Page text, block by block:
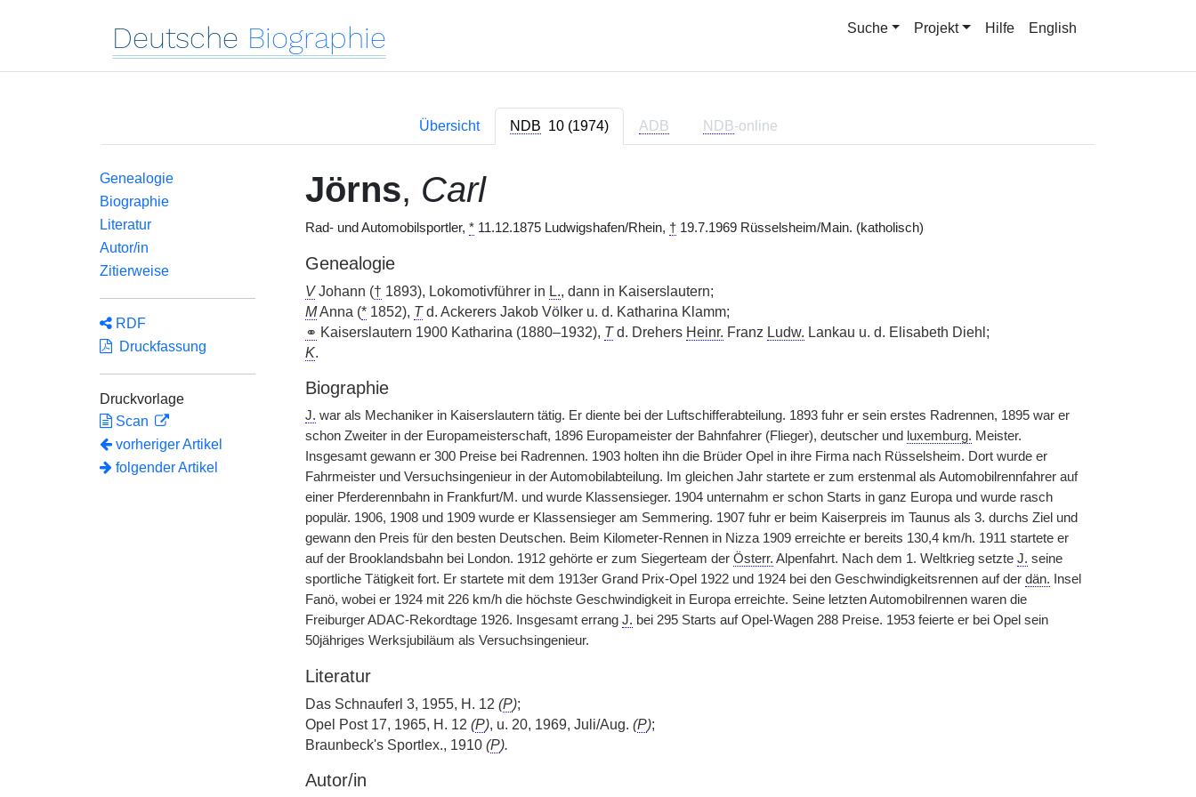
Deutsche Biographie Suche Projekt Hilfe English
Übersicht NDB 10 (1974) ADB NDB-online
Genealogie
Biographie
Literatur
Autor/in
Zitierweise
RDF
Druckfassung
Druckvorlage
Scan
vorheriger Artikel
folgender Artikel
Jörns, Carl
Rad- und Automobilsportler, *11.12.1875 Ludwigshafen/Rhein, †19.7.1969 Rüsselsheim/Main. (katholisch)
Genealogie
VJohann († 1893), Lokomotivführer in L., dann in Kaiserslautern;
MAnna (*1852), Td. Ackerers Jakob Völker u. d. Katharina Klamm;
⚭ Kaiserslautern 1900 Katharina (1880–1932), Td. Drehers Heinr. Franz Ludw. Lankau u. d. Elisabeth Diehl;
K.
Biographie
J. war als Mechaniker in Kaiserslautern tätig. Er diente bei der Luftschifferabteilung. 1893 fuhr er sein erstes Radrennen, 1895 war er
schon Zweiter in der Europameisterschaft, 1896 Europameister der Bahnfahrer (Flieger), deutscher und
luxemburg. Meister.
Insgesamt gewann er 300 Preise bei Radrennen. 1903 holten ihn die Brüder Opel in ihre Firma nach Rüsselsheim. Dort wurde er
Fahrmeister und Versuchsingenieur in der Automobilabteilung. Im gleichen Jahr startete er zum erstenmal als Automobilrennfahrer auf
einer Pferderennbahn in Frankfurt/M. und wurde Klassensieger. 1904 unternahm er schon Starts in ganz Europa und wurde rasch
populär. 1906, 1908 und 1909 wurde er Klassensieger am Semmering. 1907 fuhr er beim Kaiserpreis im Taunus als 3. durchs Ziel und
gewann den Preis für den besten Deutschen. Beim Kilometer-Rennen in Nizza 1909 erreichte er bereits 130,4 km/h. 1911 startete er
auf der Brooklandsbahn bei London. 1912 gehörte er zum Siegerteam der Österr. Alpenfahrt. Nach dem 1. Weltkrieg setzte J. seine
sportliche Tätigkeit fort. Er startete mit dem 1913er Grand Prix-Opel 1922 und 1924 bei den Geschwindigkeitsrennen auf der dän. Insel
Fanö, wobei er 1924 mit 226 km/h die höchste Geschwindigkeit in Europa erreichte. Seine letzten Automobilrennen waren die
Freiburger ADAC-Rekordtage 1926. Insgesamt errang J. bei 295 Starts auf Opel-Wagen 288 Preise. 1953 feierte er bei Opel sein
50jähriges Werksjubiläum als Versuchsingenieur.
Literatur
Das Schnauferl 3, 1955, H. 12 (P);
Opel Post 17, 1965, H. 12 (P), u. 20, 1969, Juli/Aug. (P);
Braunbeck's Sportlex., 1910 (P).
Autor/in